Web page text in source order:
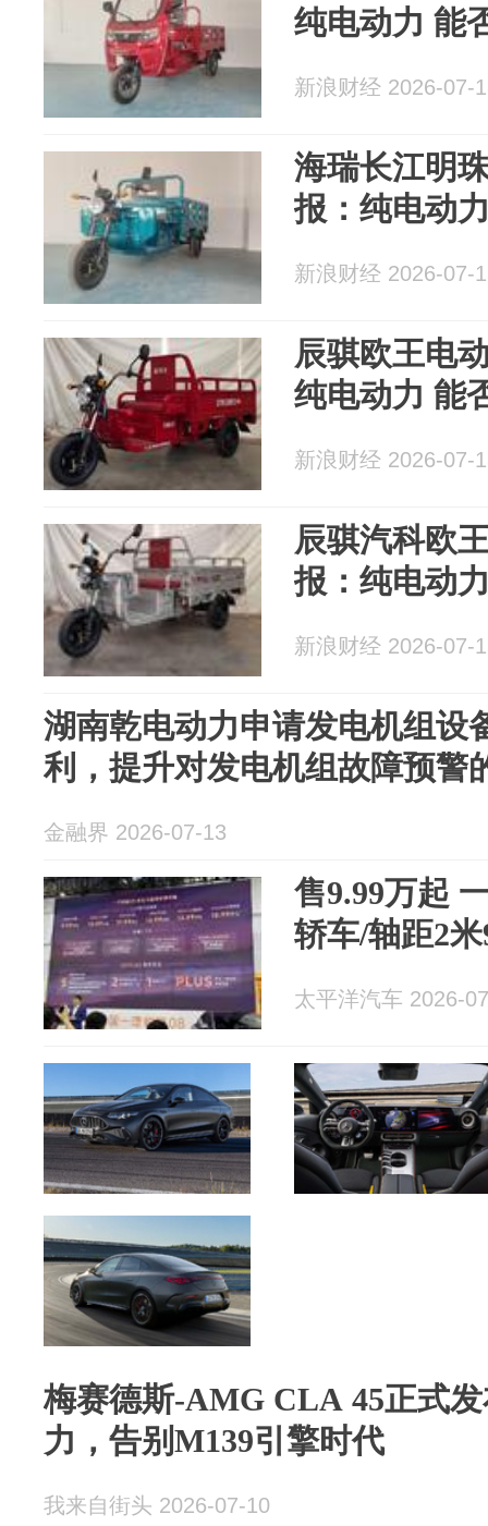
纯电动力 能
新浪财经 2026-07-
海瑞长江明
报：纯电动
新浪财经 2026-07-
辰骐欧王电
纯电动力 能
新浪财经 2026-07-
辰骐汽科欧
报：纯电动
新浪财经 2026-07-
湖南乾电动力申请发电机组设
利，提升对发电机组故障预警
金融界 2026-07-13
售9.99万起
轿车/轴距2
太平洋汽车 2026-
梅赛德斯-AMG CLA 45正式
力，告别M139引擎时代
我来自街头 2026-07-10